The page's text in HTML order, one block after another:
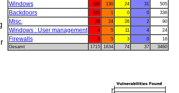
Windows 320 130 24 31 505
Backdoors 335 1 0 0 336
Misc. 38 24 26 2 90
Windows : User management 4 5 11 4 24
Firewalls 8 5 3 0
16
Gesamt
1715 1634 74 37 3460